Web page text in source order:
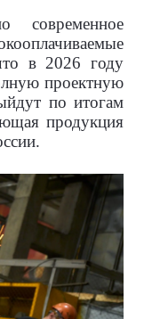
современное
в 2026 году
проектную
по итогам
продукция